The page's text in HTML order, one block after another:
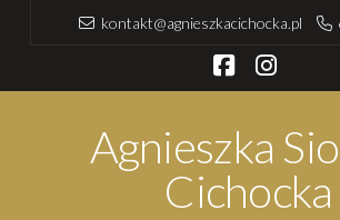
kontakt@agnieszkacichocka.pl
Facebook
Agnieszka
Cichocka